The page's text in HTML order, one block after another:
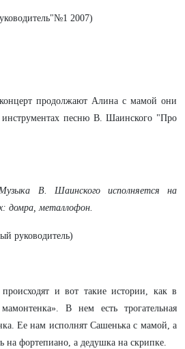
2007)
продолжают Алина с мамой они
инструментах песню В. Шаинского "Про
В. Шаинского исполняется на
домра, металлофон.
руководитель)
и вот такие истории, как в
В нем есть трогательная
Ее нам исполнят Сашенька с мамой, а
на фортепиано, а дедушка на скрипке.